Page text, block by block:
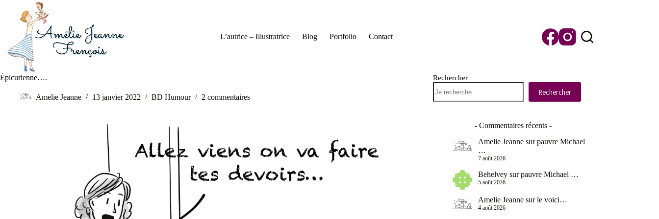
L’autrice – Illustratrice Blog Portfolio Contact
Épicurienne….
Amelie Jeanne 13 janvier 2022 BD Humour 2 commentaires
Rechercher
Rechercher
- Commentaires récents -
Amelie Jeanne surpauvre Michael
…
7 août 2026
Behelvey surpauvre Michael …
5 août 2026
Amelie Jeanne surle voici…
4 août 2026